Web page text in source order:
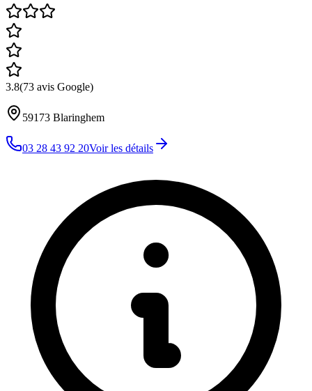
3.8(73 avis Google)
59173 Blaringhem
03 28 43 92 20Voir les détails